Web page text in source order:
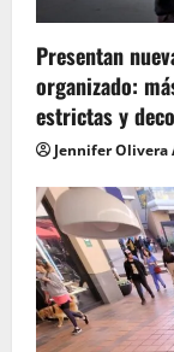
Presentan
organizado:
estrictas y
Jennifer Olivera